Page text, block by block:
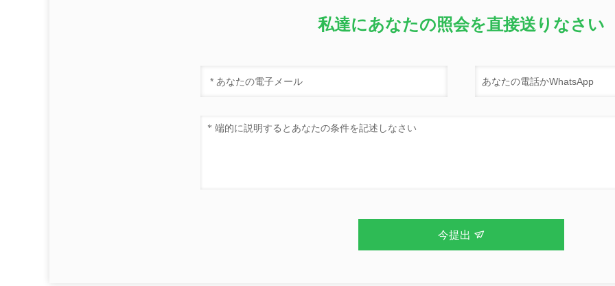
私達にあなたの照会を直接送りなさい
今提出